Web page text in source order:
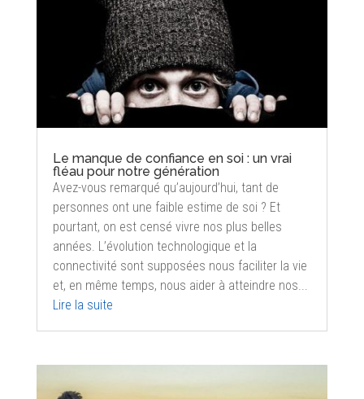
Le manque de confiance en soi : un vrai
fléau pour notre génération
Avez-vous remarqué qu’aujourd’hui, tant de
personnes ont une faible estime de soi ? Et
pourtant, on est censé vivre nos plus belles
années. L’évolution technologique et la
connectivité sont supposées nous faciliter la vie
et, en même temps, nous aider à atteindre nos...
Lire la suite